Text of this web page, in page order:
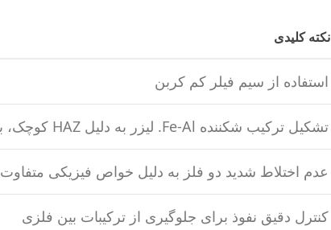
نکته کلیدی
استفاده از سیم فیلر کم کربن
تشکیل ترکیب شکننده Fe-Al. لیزر به دلیل HAZ کوچک، بهتر از قوس است ولی محدودیت دارد.
عدم اختلاط شدید دو فلز به دلیل خواص فیزیکی متفاوت
کنترل دقیق نفوذ برای جلوگیری از ترکیبات بین فلزی